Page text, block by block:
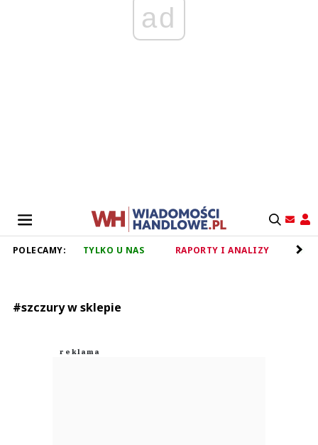
ad
POLECAMY: TYLKO U NAS RAPORTY I ANALIZY
#szczury w sklepie